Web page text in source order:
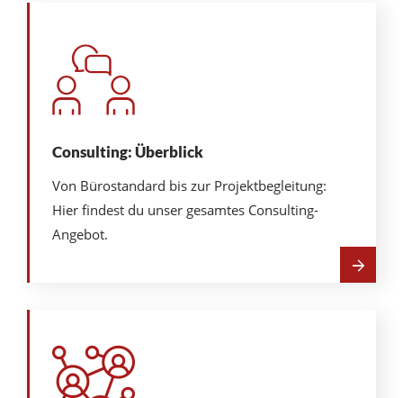
Consulting: Überblick
Von Bürostandard bis zur Projektbegleitung:
Hier findest du unser gesamtes Consulting-
Angebot.